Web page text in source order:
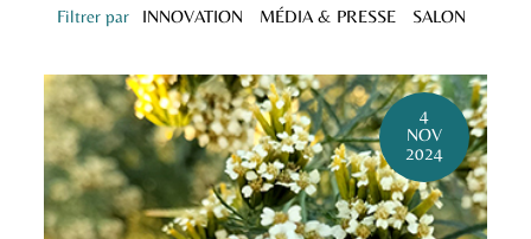
Filtrer par INNOVATION MÉDIA & PRESSE SALON
4
NOV
2024